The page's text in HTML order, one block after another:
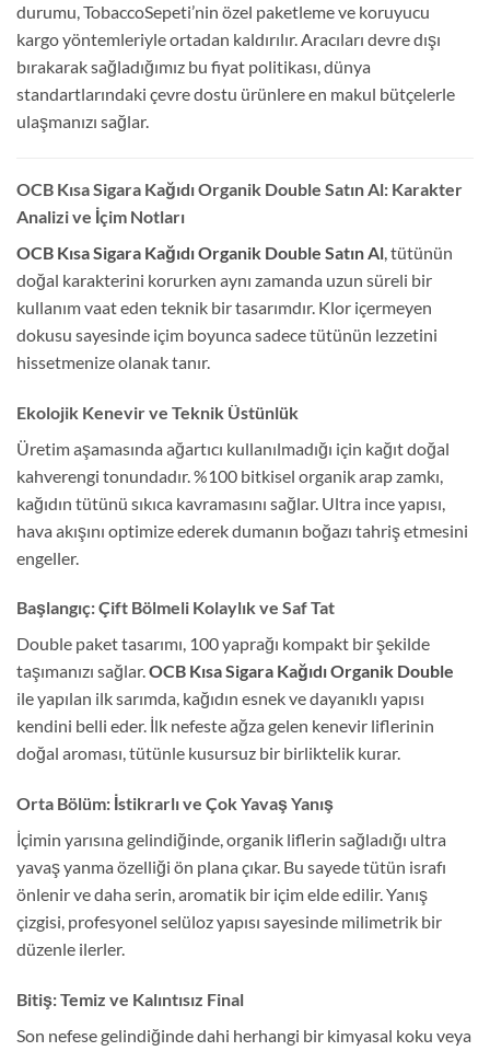
durumu, TobaccoSepeti’nin özel paketleme ve koruyucu
kargo yöntemleriyle ortadan kaldırılır. Aracıları devre dışı
bırakarak sağladığımız bu fiyat politikası, dünya
standartlarındaki çevre dostu ürünlere en makul bütçelerle
ulaşmanızı sağlar.
OCB Kısa Sigara Kağıdı Organik Double Satın Al: Karakter
Analizi ve İçim Notları
OCB Kısa Sigara Kağıdı Organik Double Satın Al, tütünün
doğal karakterini korurken aynı zamanda uzun süreli bir
kullanım vaat eden teknik bir tasarımdır. Klor içermeyen
dokusu sayesinde içim boyunca sadece tütünün lezzetini
hissetmenize olanak tanır.
Ekolojik Kenevir ve Teknik Üstünlük
Üretim aşamasında ağartıcı kullanılmadığı için kağıt doğal
kahverengi tonundadır. %100 bitkisel organik arap zamkı,
kağıdın tütünü sıkıca kavramasını sağlar. Ultra ince yapısı,
hava akışını optimize ederek dumanın boğazı tahriş etmesini
engeller.
Başlangıç: Çift Bölmeli Kolaylık ve Saf Tat
Double paket tasarımı, 100 yaprağı kompakt bir şekilde
taşımanızı sağlar.OCB Kısa Sigara Kağıdı Organik Double
ile yapılan ilk sarımda, kağıdın esnek ve dayanıklı yapısı
kendini belli eder. İlk nefeste ağza gelen kenevir liflerinin
doğal aroması, tütünle kusursuz bir birliktelik kurar.
Orta Bölüm: İstikrarlı ve Çok Yavaş Yanış
İçimin yarısına gelindiğinde, organik liflerin sağladığı ultra
yavaş yanma özelliği ön plana çıkar. Bu sayede tütün israfı
önlenir ve daha serin, aromatik bir içim elde edilir. Yanış
çizgisi, profesyonel selüloz yapısı sayesinde milimetrik bir
düzenle ilerler.
Bitiş: Temiz ve Kalıntısız Final
Son nefese gelindiğinde dahi herhangi bir kimyasal koku veya